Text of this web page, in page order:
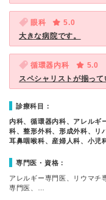
眼科
5.0
大きな病院です。
循環器内科
5.0
スペシャリストが揃って
診療科目：
内科、循環器内科、アレルギ
科、整形外科、形成外科、リ
耳鼻咽喉科、産婦人科、小児
専門医・資格：
アレルギー専門医、リウマチ
専門医、…